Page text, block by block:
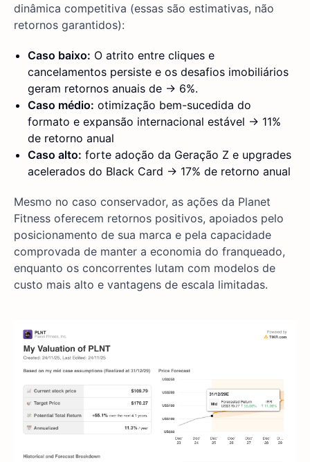
dinâmica competitiva (essas são estimativas, não
retornos garantidos):
Caso baixo: O atrito entre cliques e
cancelamentos persiste e os desafios imobiliários
geram retornos anuais de → 6%.
Caso médio: otimização bem-sucedida do
formato e expansão internacional estável → 11%
de retorno anual
Caso alto: forte adoção da Geração Z e upgrades
acelerados do Black Card → 17% de retorno anual
Mesmo no caso conservador, as ações da Planet
Fitness oferecem retornos positivos, apoiados pelo
posicionamento de sua marca e pela capacidade
comprovada de manter a economia do franqueado,
enquanto os concorrentes lutam com modelos de
custo mais alto e vantagens de escala limitadas.